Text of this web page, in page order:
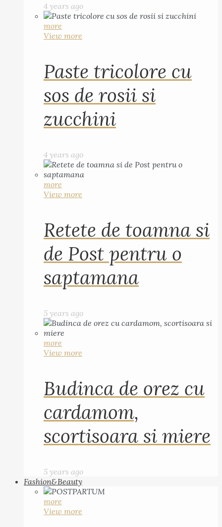
4 years ago
more
View more
Paste tricolore cu
sos de rosii si
zucchini
4 years ago
more
View more
Retete de toamna si
de Post pentru o
saptamana
5 years ago
more
View more
Budinca de orez cu
cardamom,
scortisoara si miere
5 years ago
Fashion&Beauty
more
View more